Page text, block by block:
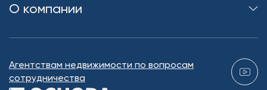
О компании
Агентствам недвижимости по вопросам
сотрудничества